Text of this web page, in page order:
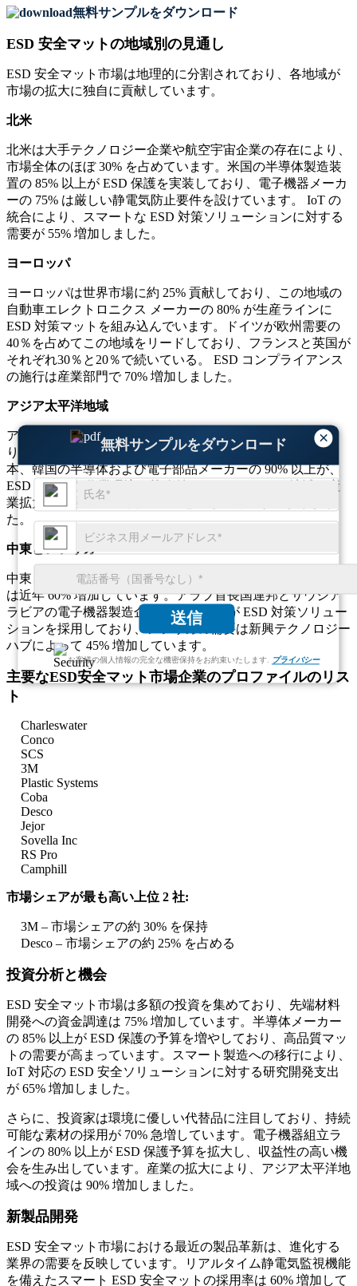
×
無料サンプルをダウンロード
送信
お客様の個人情報の完全な機密保持をお約束いたします. プライバシー
無料サンプルをダウンロード
ESD 安全マットの地域別の見通し
ESD 安全マット市場は地理的に分割されており、各地域が
市場の拡大に独自に貢献しています。
北米
北米は大手テクノロジー企業や航空宇宙企業の存在により、
市場全体のほぼ 30% を占めています。米国の半導体製造装
置の 85% 以上が ESD 保護を実装しており、電子機器メーカ
ーの 75% は厳しい静電気防止要件を設けています。 IoT の
統合により、スマートな ESD 対策ソリューションに対する
需要が 55% 増加しました。
ヨーロッパ
ヨーロッパは世界市場に約 25% 貢献しており、この地域の
自動車エレクトロニクス メーカーの 80% が生産ラインに
ESD 対策マットを組み込んでいます。ドイツが欧州需要の
40％を占めてこの地域をリードしており、フランスと英国が
それぞれ30％と20％で続いている。 ESD コンプライアンス
の施行は産業部門で 70% 増加しました。
アジア太平洋地域
アジア太平洋地域は、エレクトロニクス産業の急成長によ
り、世界市場シェアの約 35% を占めています。中国、日
本、韓国の半導体および電子部品メーカーの 90% 以上が、
ESD に安全な作業環境を義務付けています。この地域の産
業拡大率は過去 10 年間で 85% 急増し、需要が高まりまし
た。
中東とアフリカ
中東とアフリカは市場の約 10% を占めており、ESD の導入
は近年 60% 増加しています。アラブ首長国連邦とサウジア
ラビアの電子機器製造企業の 50% 以上が ESD 対策ソリュー
ションを採用しており、アフリカの需要は新興テクノロジー
ハブによって 45% 増加しています。
主要なESD安全マット市場企業のプロファイルのリス
ト
Charleswater
Conco
SCS
3M
Plastic Systems
Coba
Desco
Jejor
Sovella Inc
RS Pro
Camphill
市場シェアが最も高い上位 2 社:
3M – 市場シェアの約 30% を保持
Desco – 市場シェアの約 25% を占める
投資分析と機会
ESD 安全マット市場は多額の投資を集めており、先端材料
開発への資金調達は 75% 増加しています。半導体メーカー
の 85% 以上が ESD 保護の予算を増やしており、高品質マッ
トの需要が高まっています。スマート製造への移行により、
IoT 対応の ESD 安全ソリューションに対する研究開発支出
が 65% 増加しました。
さらに、投資家は環境に優しい代替品に注目しており、持続
可能な素材の採用が 70% 急増しています。電子機器組立ラ
インの 80% 以上が ESD 保護予算を拡大し、収益性の高い機
会を生み出しています。産業の拡大により、アジア太平洋地
域への投資は 90% 増加しました。
新製品開発
ESD 安全マット市場における最近の製品革新は、進化する
業界の需要を反映しています。リアルタイム静電気監視機能
を備えたスマート ESD 安全マットの採用率は 60% 増加して